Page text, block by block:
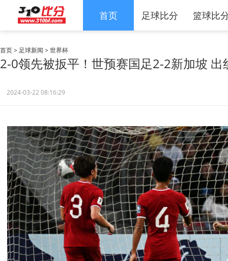
首页 足球比分 篮球比
首页> 足球新闻 >世界杯
2-0领先被扳平！世预赛国足2-2新加坡 出
2024-03-22 08:16:29